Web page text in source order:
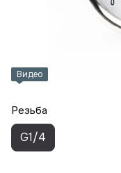
Видео
Резьба
G1/4